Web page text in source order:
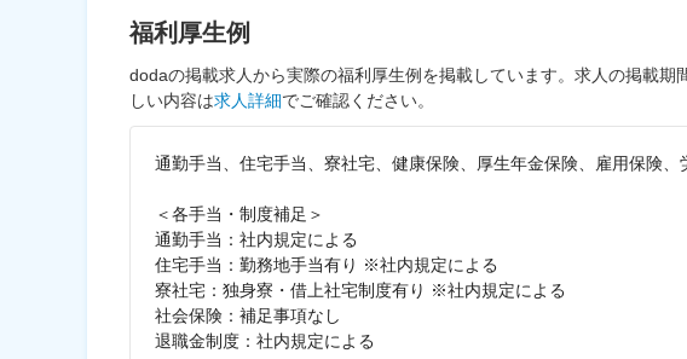
福利厚生例
dodaの掲載求人から実際の福利厚生例を掲載しています。求人の掲載
しい内容は求人詳細でご確認ください。
通勤手当、住宅手当、寮社宅、健康保険、厚生年金保険、雇用保険、
＜各手当・制度補足＞
通勤手当：社内規定による
住宅手当：勤務地手当有り ※社内規定による
寮社宅：独身寮・借上社宅制度有り ※社内規定による
社会保険：補足事項なし
退職金制度：社内規定による